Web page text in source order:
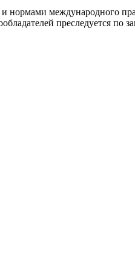
нормами международного
преследуется по